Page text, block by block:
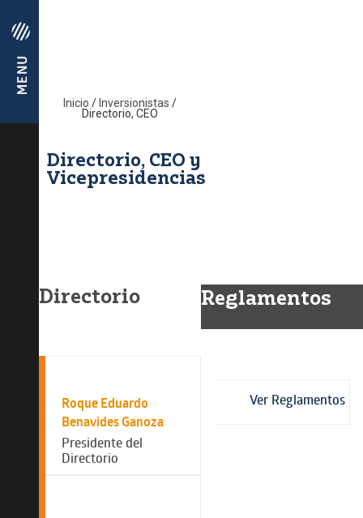
Inicio / Inversionistas /
Directorio, CEO
Directorio, CEO y
Vicepresidencias
Directorio
Roque Eduardo
Benavides Ganoza
Presidente del
Directorio
Reglamentos
Ver Reglamentos